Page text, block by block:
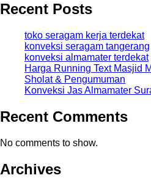
Recent Posts
toko seragam kerja terdekat
konveksi seragam tangerang
konveksi almamater terdekat
Harga Running Text Masjid
Sholat & Pengumuman
Konveksi Jas Almamater
Recent Comments
No comments to show.
Archives